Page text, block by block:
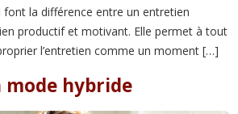
la différence entre un entretien
productif et motivant. Elle permet à tout
l’entretien comme un moment […]
hybride